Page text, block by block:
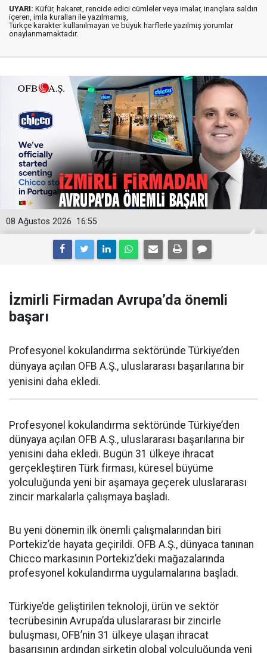
UYARI: Küfür, hakaret, rencide edici cümleler veya imalar, inançlara saldırı
içeren, imla kuralları ile yazılmamış,
Türkçe karakter kullanılmayan ve büyük harflerle yazılmış yorumlar
onaylanmamaktadır.
16:55
08 Ağustos 2026
İzmirli Firmadan Avrupa’da önemli
başarı
Profesyonel kokulandırma sektöründe Türkiye’den
dünyaya açılan OFB A.Ş., uluslararası başarılarına bir
yenisini daha ekledi.
Profesyonel kokulandırma sektöründe Türkiye’den
dünyaya açılan OFB A.Ş., uluslararası başarılarına bir
yenisini daha ekledi. Bugün 31 ülkeye ihracat
gerçekleştiren Türk firması, küresel büyüme
yolculuğunda yeni bir aşamaya geçerek uluslararası
zincir markalarla çalışmaya başladı.
Bu yeni dönemin ilk önemli çalışmalarından biri
Portekiz’de hayata geçirildi. OFB A.Ş., dünyaca tanınan
Chicco markasının Portekiz’deki mağazalarında
profesyonel kokulandırma uygulamalarına başladı.
Türkiye’de geliştirilen teknoloji, ürün ve sektör
tecrübesinin Avrupa’da uluslararası bir zincirle
buluşması, OFB’nin 31 ülkeye ulaşan ihracat
başarısının ardından şirketin global yolculuğunda yeni